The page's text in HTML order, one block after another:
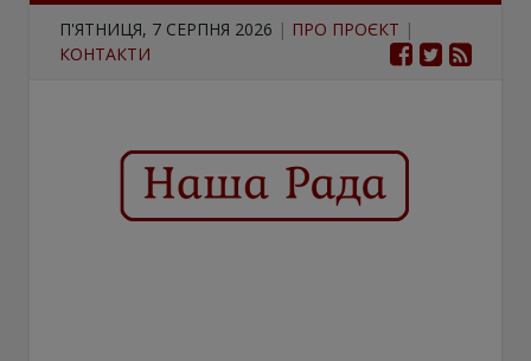
П'ЯТНИЦЯ, 7 СЕРПНЯ 2026 | ПРО ПРОЄКТ |
КОНТАКТИ